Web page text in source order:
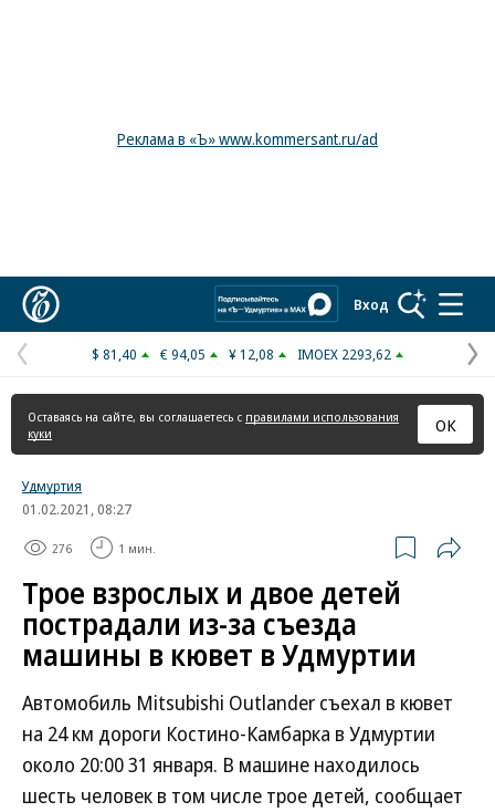
Реклама в «Ъ» www.kommersant.ru/ad
Вход
Предыдущая
страница
$ 81,40 € 94,05 ¥ 12,08 IMOEX 2293,62
Оставаясь на сайте, вы соглашаетесь с правилами использования
куки
ОК
Удмуртия
01.02.2021, 08:27
276 1 мин.
Трое взрослых и двое детей
пострадали из-за съезда
машины в кювет в Удмуртии
Автомобиль Mitsubishi Outlander съехал в кювет
на 24 км дороги Костино-Камбарка в Удмуртии
около 20:00 31 января. В машине находилось
шесть человек в том числе трое детей, сообщает